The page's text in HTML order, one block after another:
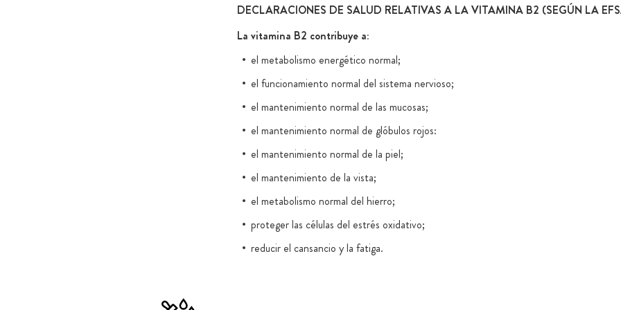
DECLARACIONES DE SALUD RELATIVAS A LA VITAMINA B2 (SEGÚN LA
La vitamina B2 contribuye a:
el metabolismo energético normal;
el funcionamiento normal del sistema nervioso;
el mantenimiento normal de las mucosas;
el mantenimiento normal de glóbulos rojos:
el mantenimiento normal de la piel;
el mantenimiento de la vista;
el metabolismo normal del hierro;
proteger las células del estrés oxidativo;
reducir el cansancio y la fatiga.